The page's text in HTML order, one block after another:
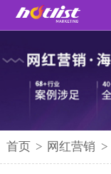
首页 > 网红营销 >